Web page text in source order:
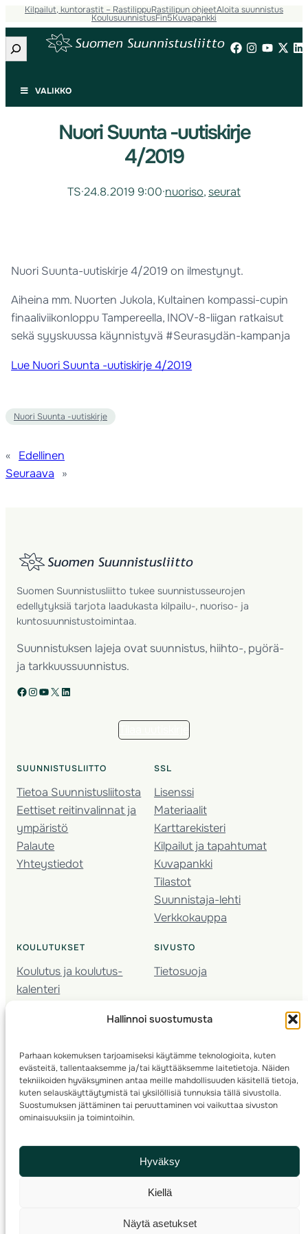
Hallinnoi suostumusta
Parhaan kokemuksen tarjoamiseksi käytämme teknologioita, kuten
evästeitä, tallentaaksemme ja/tai käyttääksemme laitetietoja. Näiden
tekniikoiden hyväksyminen antaa meille mahdollisuuden käsitellä tietoja,
kuten selauskäyttäytymistä tai yksilöllisiä tunnuksia tällä sivustolla.
Suostumuksen jättäminen tai peruuttaminen voi vaikuttaa sivuston
ominaisuuksiin ja toimintoihin.
Hyväksy
Kiellä
Näytä asetukset
Kilpailut, kuntorastit – RastilippuRastilipun ohjeetAloita suunnistus
KoulusuunnistusFin5Kuvapankki
Etsi
VALIKKO
Nuori Suunta -uutiskirje
4/2019
TS·24.8.2019 9:00·nuoriso, seurat
Nuori Suunta-uutiskirje 4/2019 on ilmestynyt.
Aiheina mm. Nuorten Jukola, Kultainen kompassi-cupin
finaaliviikonloppu Tampereella, INOV-8-liigan ratkaisut
sekä syyskuussa käynnistyvä #Seurasydän-kampanja
Lue Nuori Suunta -uutiskirje 4/2019
Nuori Suunta -uutiskirje
«
Edellinen
Seuraava
»
Suomen Suunnistusliitto tukee suunnistusseurojen
edellytyksiä tarjota laadukasta kilpailu-, nuoriso- ja
kuntosuunnistustoimintaa.
Suunnistuksen lajeja ovat suunnistus, hiihto-, pyörä-
ja tarkkuussuunnistus.
Facebook Instagram YouTube X LinkedIn
SUUNNISTUSLIITTO
Tietoa Suunnistusliitosta
Eettiset reitinvalinnat ja
ympäristö
Palaute
Yhteystiedot
SSL
Lisenssi
Materiaalit
Karttarekisteri
Kilpailut ja tapahtumat
Kuvapankki
Tilastot
Suunnistaja-lehti
Verkkokauppa
KOULUTUKSET
Koulutus ja koulutus­
kalenteri
Seura­kehittäminen
Kartoitus
Ratamestari
SIVUSTO
Tietosuoja
© 2025 ·Suomen Suunnistusliitto· Valimotie 10, 00380 Helsinki, Finland
info(a)suunnistusliitto.fi,Rastilipun asiat: rastilippu(a)suunnistusliitto.fi
Kilpailut ja kuntorastit – Rastilippu:::Rastilipun ohjeet